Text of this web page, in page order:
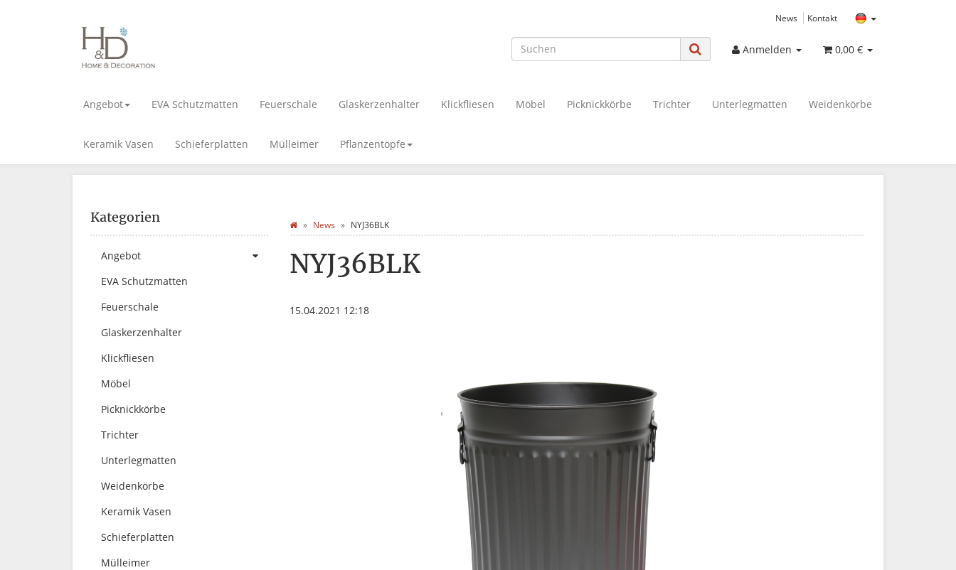
News Kontakt
Anmelden 0,00 €
Angebot EVA Schutzmatten Feuerschale Glaskerzenhalter Klickfliesen Möbel Picknickkörbe Trichter Unterlegmatten Weidenkörbe
Keramik Vasen Schieferplatten Mülleimer Pflanzentöpfe
News NYJ36BLK
NYJ36BLK
15.04.2021 12:18
Kategorien
Angebot
EVA Schutzmatten
Feuerschale
Glaskerzenhalter
Klickfliesen
Möbel
Picknickkörbe
Trichter
Unterlegmatten
Weidenkörbe
Keramik Vasen
Schieferplatten
Mülleimer